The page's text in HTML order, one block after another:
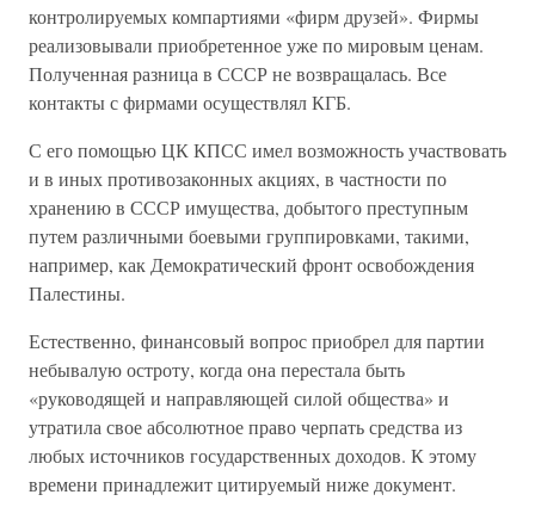
контролируемых компартиями «фирм друзей». Фирмы
реализовывали приобретенное уже по мировым ценам.
Полученная разница в СССР не возвращалась. Все
контакты с фирмами осуществлял КГБ.
С его помощью ЦК КПСС имел возможность участвовать
и в иных противозаконных акциях, в частности по
хранению в СССР имущества, добытого преступным
путем различными боевыми группировками, такими,
например, как Демократический фронт освобождения
Палестины.
Естественно, финансовый вопрос приобрел для партии
небывалую остроту, когда она перестала быть
«руководящей и направляющей силой общества» и
утратила свое абсолютное право черпать средства из
любых источников государственных доходов. К этому
времени принадлежит цитируемый ниже документ.